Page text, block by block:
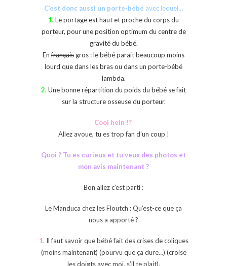
C’est donc aussi un porte-bébé avec lequel…
1.Le portage est haut et proche du corps du
porteur, pour une position optimum du centre de
gravité du bébé.
Enfrançais gros : le bébé parait beaucoup moins
lourd que dans les bras ou dans un porte-bébé
lambda.
2.Une bonne répartition du poids du bébé se fait
sur la structure osseuse du porteur.
Cool hein !?
Allez avoue, tu es trop fan d’un coup !
Quoi ? Tu es curieux et tu veux des photos et
mon avis maintenant ?
Bon allez c’est parti :
Le Manduca chez les Floutch : Qu’est-ce que ça
nous a apporté ?
1. Il faut savoir que bébé fait des crises de coliques
(moins maintenant) (pourvu que ça dure…) (croise
les doigts avec moi, s’il te plait).